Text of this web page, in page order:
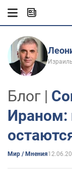
Блог |
Ираном:
Мир / Мнения